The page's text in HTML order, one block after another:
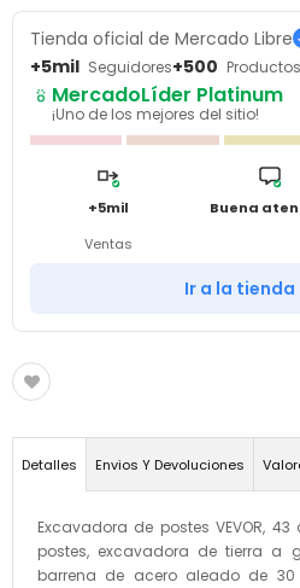
Tienda oficial de Mercado Libre
+5mil Seguidores+500 Productos
MercadoLíder Platinum
¡Uno de los mejores del sitio!
+5mil
Ventas
Buena
Ir a la
Detalles Envios Y Devoluciones
Excavadora de postes VEVOR,
postes, excavadora de tierra a
barrena de acero aleado de